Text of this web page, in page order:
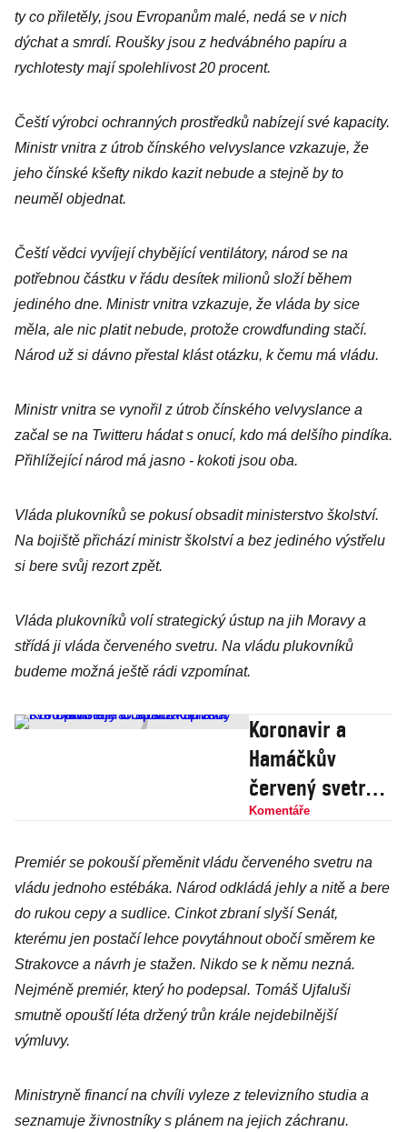
ty co přiletěly, jsou Evropanům malé, nedá se v nich
dýchat a smrdí. Roušky jsou z hedvábného papíru a
rychlotesty mají spolehlivost 20 procent.
Čeští výrobci ochranných prostředků nabízejí své kapacity.
Ministr vnitra z útrob čínského velvyslance vzkazuje, že
jeho čínské kšefty nikdo kazit nebude a stejně by to
neuměl objednat.
Čeští vědci vyvíjejí chybějící ventilátory, národ se na
potřebnou částku v řádu desítek milionů složí během
jediného dne. Ministr vnitra vzkazuje, že vláda by sice
měla, ale nic platit nebude, protože crowdfunding stačí.
Národ už si dávno přestal klást otázku, k čemu má vládu.
Ministr vnitra se vynořil z útrob čínského velvyslance a
začal se na Twitteru hádat s onucí, kdo má delšího pindíka.
Přihlížející národ má jasno - kokoti jsou oba.
Vláda plukovníků se pokusí obsadit ministerstvo školství.
Na bojiště přichází ministr školství a bez jediného výstřelu
si bere svůj rezort zpět.
Vláda plukovníků volí strategický ústup na jih Moravy a
střídá ji vláda červeného svetru. Na vládu plukovníků
budeme možná ještě rádi vzpomínat.
Koronavir a
Hamáčkův
červený svetr
probraly ČSSD z
Babiše je to
špatná zpráva
Komentáře
Premiér se pokouší přeměnit vládu červeného svetru na
vládu jednoho estébáka. Národ odkládá jehly a nitě a bere
do rukou cepy a sudlice. Cinkot zbraní slyší Senát,
kterému jen postačí lehce povytáhnout obočí směrem ke
Strakovce a návrh je stažen. Nikdo se k němu nezná.
Nejméně premiér, který ho podepsal. Tomáš Ujfaluši
smutně opouští léta držený trůn krále nejdebilnější
výmluvy.
Ministryně financí na chvíli vyleze z televizního studia a
seznamuje živnostníky s plánem na jejich záchranu.